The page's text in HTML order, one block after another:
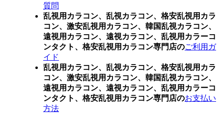
質問
乱視用カラコン、乱視カラコン、格安乱視用カラ
コン、激安乱視用カラコン、韓国乱視カラコン、
遠視用カラコン、遠視カラコン、乱視用カラーコ
ンタクト、格安乱視用カラコン専門店のご利用ガ
イド
乱視用カラコン、乱視カラコン、格安乱視用カラ
コン、激安乱視用カラコン、韓国乱視カラコン、
遠視用カラコン、遠視カラコン、乱視用カラーコ
ンタクト、格安乱視用カラコン専門店のお支払い
方法